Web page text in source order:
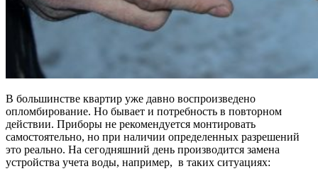
В большинстве квартир уже давно воспроизведено
опломбирование. Но бывает и потребность в повторном
действии. Приборы не рекомендуется монтировать
самостоятельно, но при наличии определенных разрешений
это реально. На сегодняшний день производится замена
устройства учета воды, например, в таких ситуациях: